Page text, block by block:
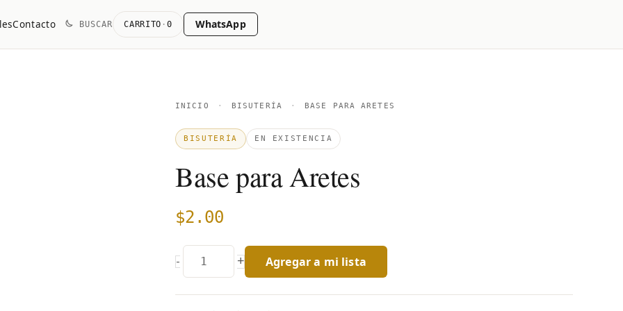
Contacto BUSCAR CARRITO · 0 WhatsApp
INICIO · BISUTERÍA · BASE PARA ARETES
BISUTERÍA EN EXISTENCIA
Base para Aretes
$2.00
-
Base
Aretes
+ Agregar a mi lista